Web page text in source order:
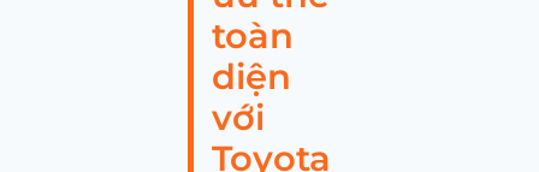
toàn
diện
với
Toyota